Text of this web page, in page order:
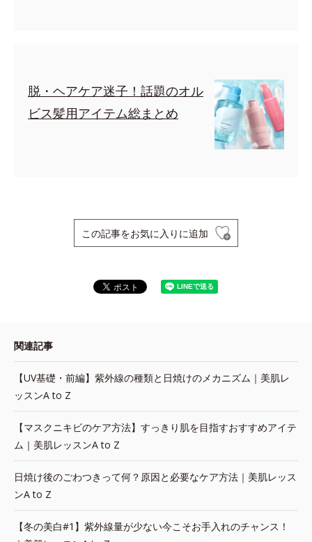
脱・ヘアケア迷子！話題のオル
ビス髪用アイテム総まとめ
この記事をお気に入りに追加
関連記事
【UV基礎・前編】紫外線の種類と日焼けのメカニズム｜美肌レ
ッスンA to Z
【マスクニキビのケア方法】すっきり肌を目指すおすすめアイテ
ム｜美肌レッスンA to Z
日焼け後のごわつきって何？原因と必要なケア方法｜美肌レッス
ンA to Z
【冬の美白#1】紫外線量が少ない今こそお手入れのチャンス！